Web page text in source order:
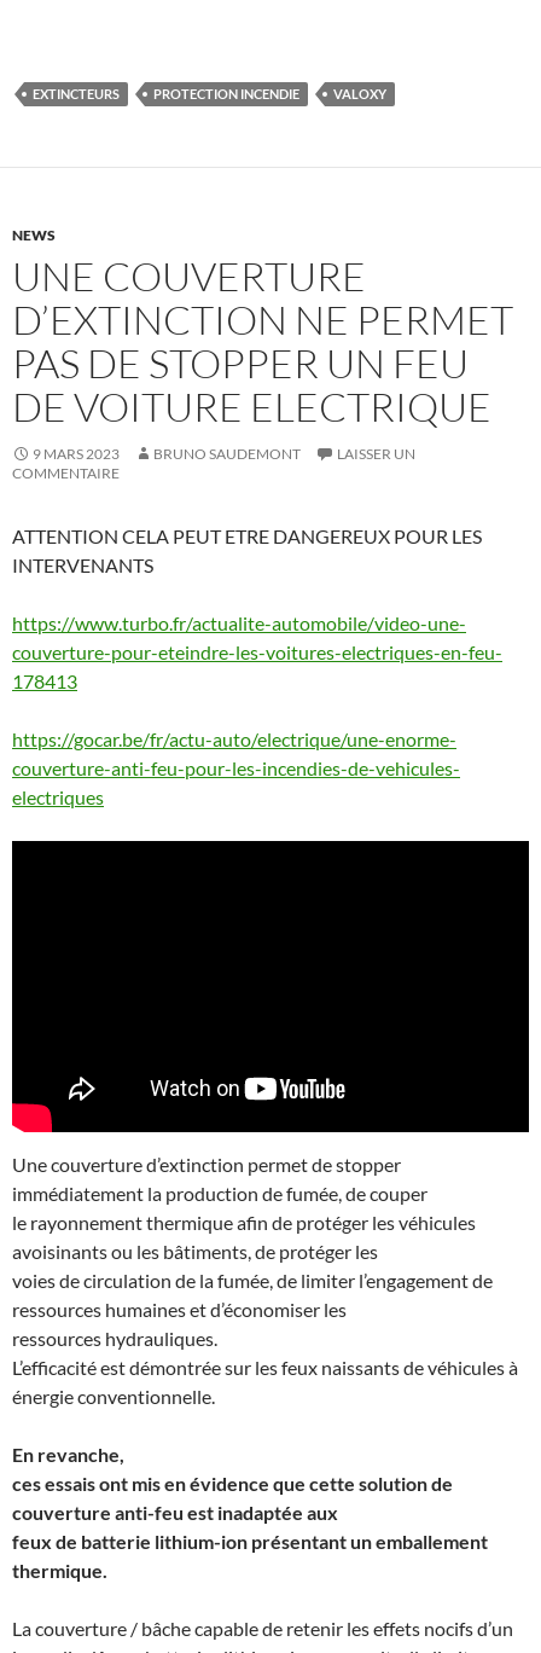
EXTINCTEURS PROTECTION INCENDIE VALOXY
NEWS
UNE COUVERTURE
D’EXTINCTION NE PERMET
PAS DE STOPPER UN FEU
DE VOITURE ELECTRIQUE
9 MARS 2023 BRUNO SAUDEMONT
LAISSER UN
COMMENTAIRE
ATTENTION CELA PEUT ETRE DANGEREUX POUR LES
INTERVENANTS
https://www.turbo.fr/actualite-automobile/video-une-
couverture-pour-eteindre-les-voitures-electriques-en-feu-
178413
https://gocar.be/fr/actu-auto/electrique/une-enorme-
couverture-anti-feu-pour-les-incendies-de-vehicules-
electriques
Une couverture d’extinction permet de stopper
immédiatement la production de fumée, de couper
le rayonnement thermique afin de protéger les véhicules
avoisinants ou les bâtiments, de protéger les
voies de circulation de la fumée, de limiter l’engagement de
ressources humaines et d’économiser les
ressources hydrauliques.
L’efficacité est démontrée sur les feux naissants de véhicules à
énergie conventionnelle.
En revanche,
ces essais ont mis en évidence que cette solution de
couverture anti-feu est inadaptée aux
feux de batterie lithium-ion présentant un emballement
thermique.
La couverture / bâche capable de retenir les effets nocifs d’un